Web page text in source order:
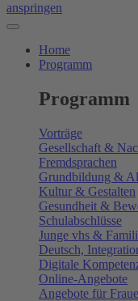
anspringen
Home
Programm
Programm
Vorträge
Gesellschaft &
Fremdsprachen
Grundbildung &
Kultur & Gestalten
Gesundheit &
Schulabschlüsse
Junge vhs &
Deutsch,
Digitale
Online-Angebote
Angebote für